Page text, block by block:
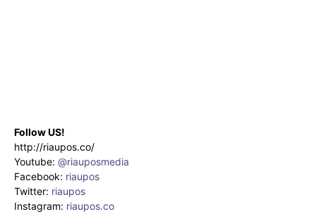
Follow US!
http://riaupos.co/
Youtube: @riauposmedia
Facebook: riaupos
Twitter: riaupos
Instagram: riaupos.co